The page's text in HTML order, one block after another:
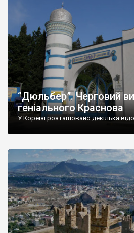
“Дюльбер”. Черговий
геніального Краснова
У Кореїзі розташовано декілька